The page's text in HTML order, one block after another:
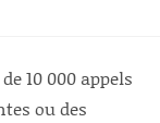
10 000 appels
ou des